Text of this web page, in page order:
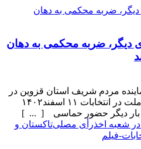
دیگر، ضربه محکمی به دهان
مردم شریف استان قزوین در
پاسداشت حضور آگاهانه ملت در انتخابات ۱۱ اسفند۱۴۰۲
بار دیگر حضور حماسی [ ... ]